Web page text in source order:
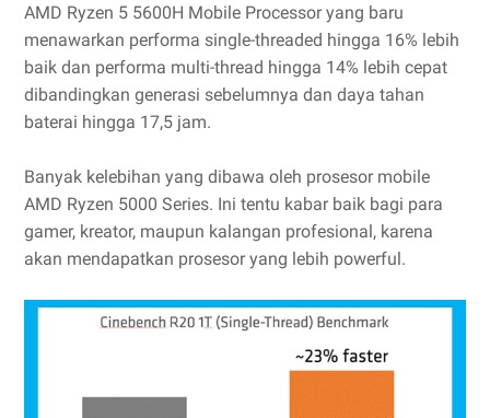
AMD Ryzen 5 5600H Mobile Processor yang baru
menawarkan performa single-threaded hingga 16% lebih
baik dan performa multi-thread hingga 14% lebih cepat
dibandingkan generasi sebelumnya dan daya tahan
baterai hingga 17,5 jam.
Banyak kelebihan yang dibawa oleh prosesor mobile
AMD Ryzen 5000 Series. Ini tentu kabar baik bagi para
gamer, kreator, maupun kalangan profesional, karena
akan mendapatkan prosesor yang lebih powerful.